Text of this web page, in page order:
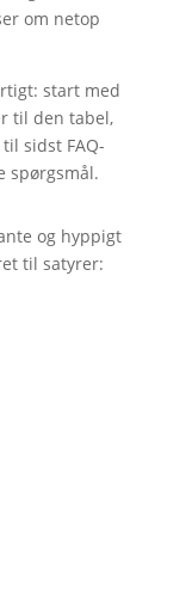
om netop
start med
til den tabel,
sidst FAQ-
spørgsmål.
og hyppigt
til satyrer: